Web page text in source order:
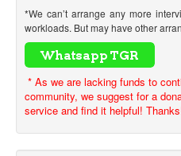
*We can’t arrange any more
workloads. But may have other
* As we are lacking funds to
community, we suggest for a
service and find it helpful!